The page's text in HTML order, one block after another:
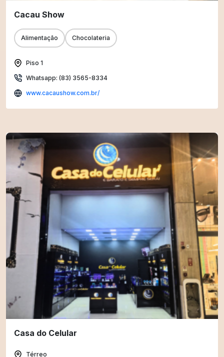
Cacau Show
Alimentação Chocolateria
Piso 1
Whatsapp: (83) 3565-8334
www.cacaushow.com.br/
Casa do Celular
Térreo